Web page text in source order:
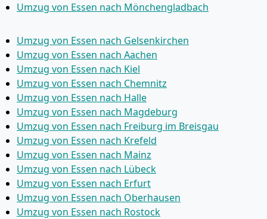
Umzug von Essen nach Mönchen­gladbach
Umzug von Essen nach Gelsenkirchen
Umzug von Essen nach Aachen
Umzug von Essen nach Kiel
Umzug von Essen nach Chemnitz
Umzug von Essen nach Halle
Umzug von Essen nach Magdeburg
Umzug von Essen nach Freiburg im Breisgau
Umzug von Essen nach Krefeld
Umzug von Essen nach Mainz
Umzug von Essen nach Lübeck
Umzug von Essen nach Erfurt
Umzug von Essen nach Oberhausen
Umzug von Essen nach Rostock